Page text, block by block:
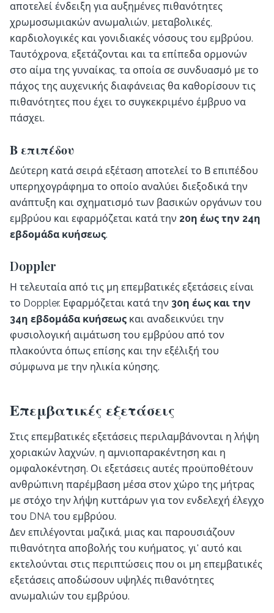
αποτελεί ένδειξη για αυξημένες πιθανότητες
χρωμοσωμιακών ανωμαλιών, μεταβολικές,
καρδιολογικές και γονιδιακές νόσους του εμβρύου.
Ταυτόχρονα, εξετάζονται και τα επίπεδα ορμονών
στο αίμα της γυναίκας, τα οποία σε συνδυασμό με το
πάχος της αυχενικής διαφάνειας θα καθορίσουν τις
πιθανότητες που έχει το συγκεκριμένο έμβρυο να
πάσχει.
Β επιπέδου
Δεύτερη κατά σειρά εξέταση αποτελεί το Β επιπέδου
υπερηχογράφημα το οποίο αναλύει διεξοδικά την
ανάπτυξη και σχηματισμό των βασικών οργάνων του
εμβρύου και εφαρμόζεται κατά την 20η έως την 24η
εβδομάδα κυήσεως.
Doppler
Η τελευταία από τις μη επεμβατικές εξετάσεις είναι
το Doppler. Εφαρμόζεται κατά την 30η έως και την
34η εβδομάδα κυήσεως και αναδεικνύει την
φυσιολογική αιμάτωση του εμβρύου από τον
πλακούντα όπως επίσης και την εξέλιξή του
σύμφωνα με την ηλικία κύησης.
Επεμβατικές εξετάσεις
Στις επεμβατικές εξετάσεις περιλαμβάνονται η λήψη
χοριακών λαχνών, η αμνιοπαρακέντηση και η
ομφαλοκέντηση. Οι εξετάσεις αυτές προϋποθέτουν
ανθρώπινη παρέμβαση μέσα στον χώρο της μήτρας
με στόχο την λήψη κυττάρων για τον ενδελεχή έλεγχο
του DNA του εμβρύου.
Δεν επιλέγονται μαζικά, μιας και παρουσιάζουν
πιθανότητα αποβολής του κυήματος, γι' αυτό και
εκτελούνται στις περιπτώσεις που οι μη επεμβατικές
εξετάσεις αποδώσουν υψηλές πιθανότητες
ανωμαλιών του εμβρύου.